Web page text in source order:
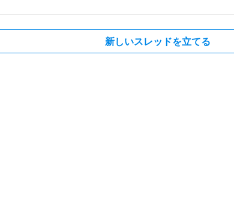
新しいスレッドを立てる